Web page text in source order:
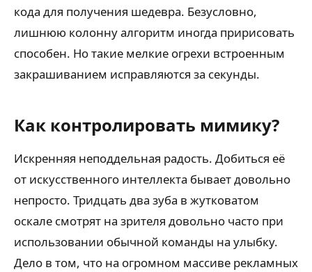
кода для получения шедевра. Безусловно,
лишнюю колонну алгоритм иногда пририсовать
способен. Но такие мелкие огрехи встроенным
закрашиванием исправляются за секунды.
Как контролировать мимику?
Искренняя неподдельная радость. Добиться её
от искусственного интеллекта бывает довольно
непросто. Тридцать два зуба в жутковатом
оскале смотрят на зрителя довольно часто при
использовании обычной команды на улыбку.
Дело в том, что на огромном массиве рекламных